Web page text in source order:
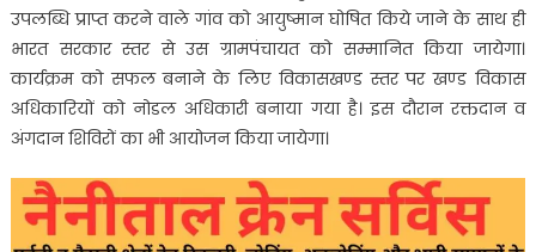
उपलब्धि प्राप्त करने वाले गांव को आयुष्मान घोषित किये जाने के साथ ही
भारत सरकार स्तर से उस ग्रामपंचायत को सम्मानित किया जायेगा।
कार्यक्रम को सफल बनाने के लिए विकासखण्ड स्तर पर खण्ड विकास
अधिकारियों को नोडल अधिकारी बनाया गया है। इस दौरान रक्तदान व
अंगदान शिविरों का भी आयोजन किया जायेगा।